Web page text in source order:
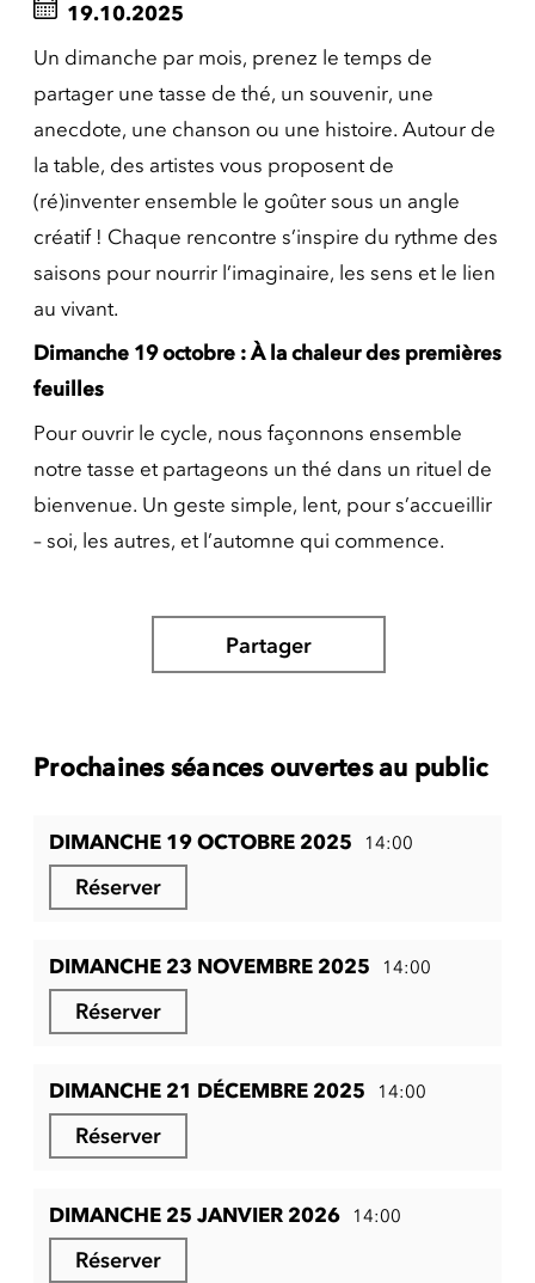
19.10.2025
Un dimanche par mois, prenez le temps de
partager une tasse de thé, un souvenir, une
anecdote, une chanson ou une histoire. Autour de
la table, des artistes vous proposent de
(ré)inventer ensemble le goûter sous un angle
créatif ! Chaque rencontre s’inspire du rythme des
saisons pour nourrir l’imaginaire, les sens et le lien
au vivant.
Dimanche 19 octobre : À la chaleur des premières
feuilles
Pour ouvrir le cycle, nous façonnons ensemble
notre tasse et partageons un thé dans un rituel de
bienvenue. Un geste simple, lent, pour s’accueillir
– soi, les autres, et l’automne qui commence.
Partager
Prochaines séances ouvertes au public
DIMANCHE 19 OCTOBRE 2025 14:00
Réserver
DIMANCHE 23 NOVEMBRE 2025 14:00
Réserver
DIMANCHE 21 DÉCEMBRE 2025 14:00
Réserver
DIMANCHE 25 JANVIER 2026 14:00
Réserver